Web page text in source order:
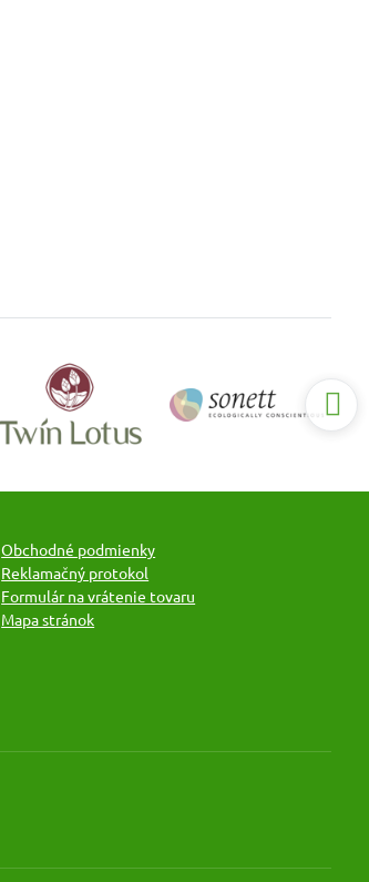
Obchodné podmienky
Reklamačný protokol
Formulár na vrátenie tovaru
Mapa stránok